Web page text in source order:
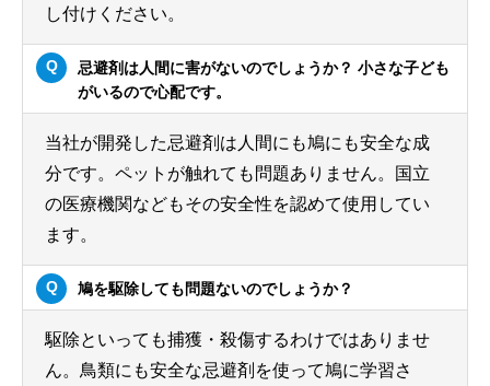
し付けください。
忌避剤は人間に害がないのでしょうか？ 小さな子ども
がいるので心配です。
当社が開発した忌避剤は人間にも鳩にも安全な成
分です。ペットが触れても問題ありません。国立
の医療機関などもその安全性を認めて使用してい
ます。
鳩を駆除しても問題ないのでしょうか？
駆除といっても捕獲・殺傷するわけではありませ
ん。鳥類にも安全な忌避剤を使って鳩に学習さ